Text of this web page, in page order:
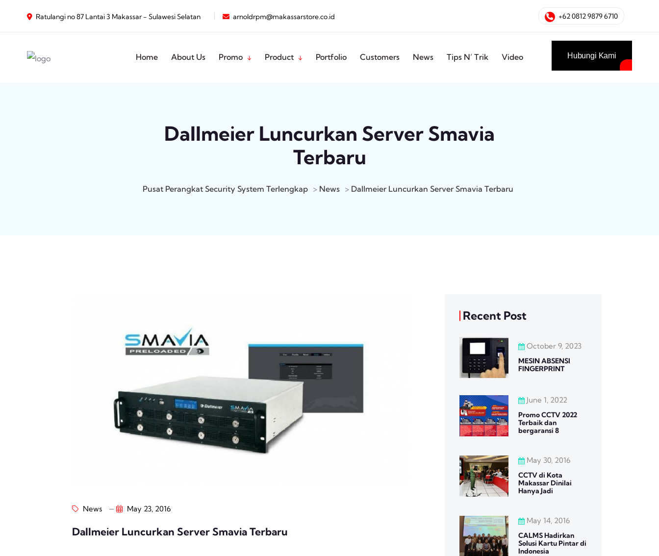
Ratulangi no 87 Lantai 3 Makassar - Sulawesi Selatan arnoldrpm@makassarstore.co.id +62 0812 9879 6710
Home About Us Promo Product Portfolio Customers News Tips N’ Trik Video Hubungi Kami
Dallmeier Luncurkan Server Smavia
Terbaru
Pusat Perangkat Security System Terlengkap > News > Dallmeier Luncurkan Server Smavia Terbaru
News May 23, 2016
Dallmeier Luncurkan Server Smavia Terbaru
Recent Post
October 9, 2023
MESIN ABSENSI
FINGERPRINT
June 1, 2022
Promo CCTV 2022
Terbaik dan
bergaransi 8
May 30, 2016
CCTV di Kota
Makassar Dinilai
Hanya Jadi
May 14, 2016
CALMS Hadirkan
Solusi Kartu Pintar di
Indonesia